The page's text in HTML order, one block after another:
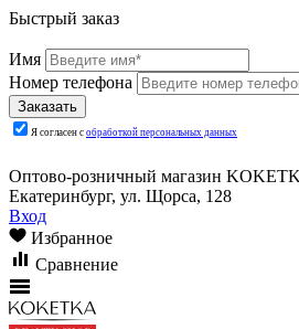
Быстрый заказ
Имя
Номер телефона
Я согласен с обработкой персональных данных
Оптово-розничный магазин
Екатеринбург, ул. Щорса, 128
Вход
Избранное
Сравнение